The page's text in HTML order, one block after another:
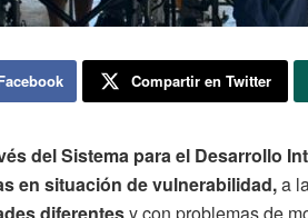
Compartir en Twitter
del Sistema para el Desarrollo
en situación de vulnerabilidad,a
diferentesy con problemas de